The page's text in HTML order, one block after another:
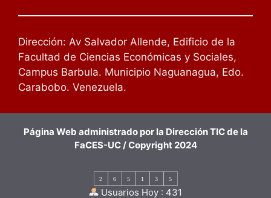
Dirección: Av Salvador Allende, Edificio de la
Facultad de Ciencias Económicas y Sociales,
Campus Barbula. Municipio Naguanagua, Edo.
Carabobo. Venezuela.
Página Web administrado por la Dirección TIC de la
FaCES-UC / Copyright 2024
2 6 5 1 3 5
Usuarios Hoy : 431